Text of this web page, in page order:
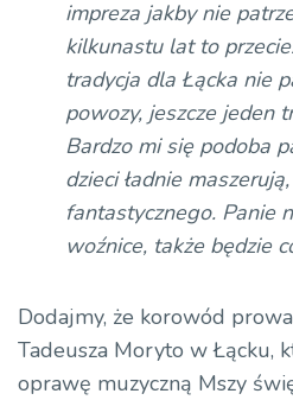
impreza jakby nie
kilkunastu lat to
tradycja dla Łącka nie
powozy, jeszcze jeden
Bardzo mi się podoba
dzieci ładnie
fantastycznego. Panie
woźnice, także będzie
Dodajmy, że korowód
Tadeusza Moryto w Łącku,
oprawę muzyczną Mszy